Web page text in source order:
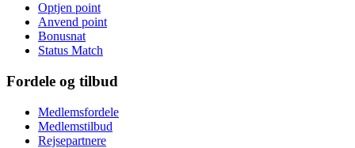
Optjen point
Anvend point
Bonusnat
Status Match
Fordele og tilbud
Medlemsfordele
Medlemstilbud
Rejsepartnere